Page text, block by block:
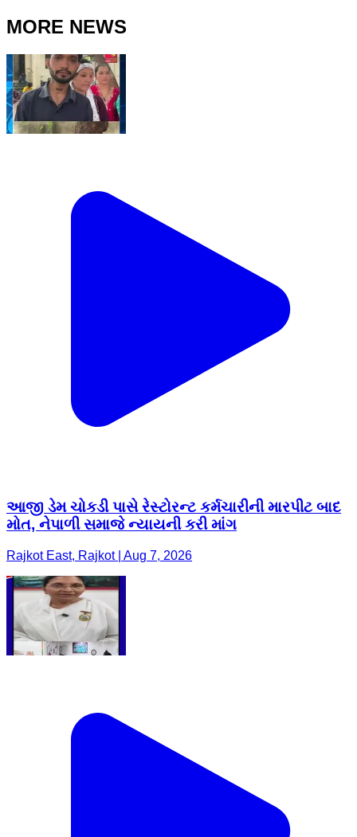
MORE NEWS
આજી ડેમ ચોકડી પાસે રેસ્ટોરન્ટ કર્મચારીની મારપીટ બાદ
મોત, નેપાળી સમાજે ન્યાયની કરી માંગ
Rajkot East, Rajkot | Aug 7, 2026